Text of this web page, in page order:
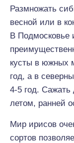
Размножать
весной или в
В Подмосковье
кусты в южных
год, а в
4-5 год. Сажать
летом, ранней
Мир ирисов
сортов